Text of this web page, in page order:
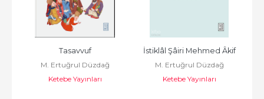
Tasavvuf
M. Ertuğrul Düzdağ
Ketebe Yayınları
İstiklâl Şâiri Mehmed Âkif
M. Ertuğrul Düzdağ
Ketebe Yayınları